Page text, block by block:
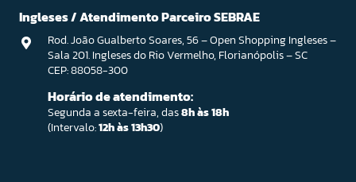
Ingleses / Atendimento Parceiro SEBRAE
Rod. João Gualberto Soares, 56 – Open Shopping Ingleses –
Sala 201. Ingleses do Rio Vermelho, Florianópolis – SC
CEP: 88058-300
Horário de atendimento:
Segunda a sexta-feira, das8h às 18h
(Intervalo:12h às 13h30)